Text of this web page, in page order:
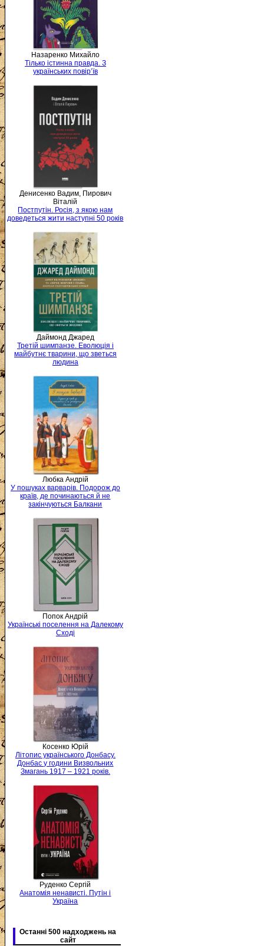
Назаренко Михайло
Тілько істинна правда. З
українських повір’їв
Денисенко Вадим, Пирович
Віталій
Постпутін. Росія, з якою нам
доведеться жити наступні 50 років
Даймонд Джаред
Третій шимпанзе. Еволюція і
майбутнє тварини, що зветься
людина
Любка Андрій
У пошуках варварів. Подорож до
країв, де починаються й не
закінчуються Балкани
Попок Андрій
Українські поселення на Далекому
Сході
Косенко Юрій
Літопис українського Донбасу.
Донбас у години Визвольних
Змагань 1917 – 1921 років.
Руденко Сергій
Анатомія ненависті. Путін і
Україна
Останні 500 надходжень на
сайт